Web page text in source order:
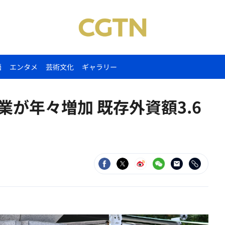
エンタメ 芸術文化 ギャラリー
が年々増加 既存外資額3.6